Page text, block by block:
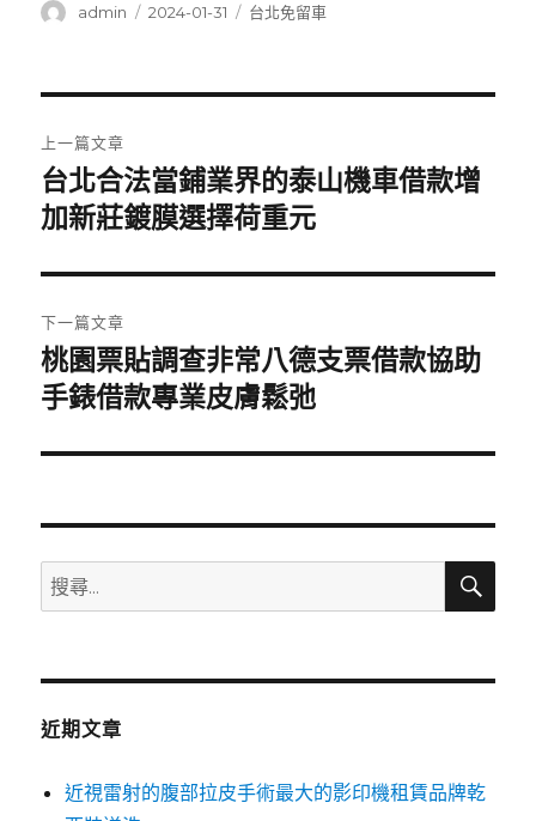
作
admin
發
2024-01-31
分
台北免留車
章
導
覽
上一篇文章
上
一
文
章:
台北合法當鋪業界的泰山機車借款增
加新莊鍍膜選擇荷重元
下一篇文章
下
一
文
桃園票貼調查非常八德支票借款協助
手錶借款專業皮膚鬆弛
搜
尋
鍵
搜
近期文章
近視雷射的腹部拉皮手術最大的影印機租賃品牌乾